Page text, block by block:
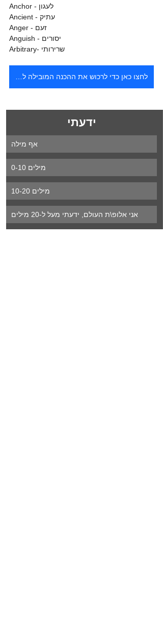
Anchor - לעגון
Ancient - עתיק
Anger - זעם
Anguish - יסורים
Arbitrary- שרירותי
ידעתי
אף מילה
0-10 מילים
10-20 מילים
אני אלופ\ת העולם, ידעתי מעל ל-20 מילים